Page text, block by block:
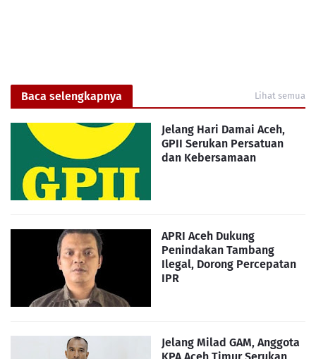
Baca selengkapnya Lihat semua
Jelang Hari Damai Aceh,
GPII Serukan Persatuan
dan Kebersamaan
APRI Aceh Dukung
Penindakan Tambang
Ilegal, Dorong Percepatan
IPR
Jelang Milad GAM, Anggota